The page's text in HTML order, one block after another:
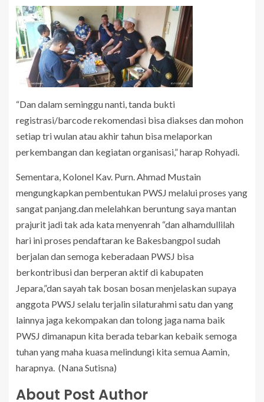
“Dan dalam seminggu nanti, tanda bukti
registrasi/barcode rekomendasi bisa diakses dan mohon
setiap tri wulan atau akhir tahun bisa melaporkan
perkembangan dan kegiatan organisasi,” harap Rohyadi.
Sementara, Kolonel Kav. Purn. Ahmad Mustain
mengungkapkan pembentukan PWSJ melalui proses yang
sangat panjang.dan melelahkan beruntung saya mantan
prajurit jadi tak ada kata menyenrah “dan alhamdullilah
hari ini proses pendaftaran ke Bakesbangpol sudah
berjalan dan semoga keberadaan PWSJ bisa
berkontribusi dan berperan aktif di kabupaten
Jepara,”dan sayah tak bosan bosan menjelaskan supaya
anggota PWSJ selalu terjalin silaturahmi satu dan yang
lainnya jaga kekompakan dan tolong jaga nama baik
PWSJ dimanapun kita berada tebarkan kebaik semoga
tuhan yang maha kuasa melindungi kita semua Aamin,
harapnya. (Nana Sutisna)
About Post Author